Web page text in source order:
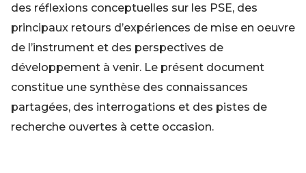
des réflexions conceptuelles sur les PSE, des
principaux retours d’expériences de mise en oeuvre
de l’instrument et des perspectives de
développement à venir. Le présent document
constitue une synthèse des connaissances
partagées, des interrogations et des pistes de
recherche ouvertes à cette occasion.